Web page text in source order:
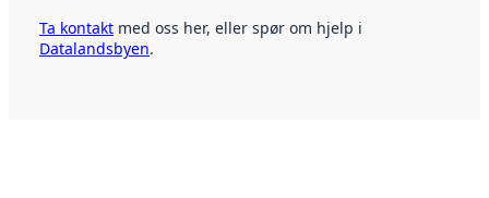
Ta kontakt med oss her, eller spør om hjelp i
Datalandsbyen.